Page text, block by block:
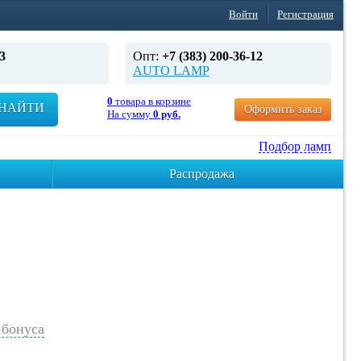
Войти Регистрация
Опт: +7 (383) 200-36-12
AUTO LAMP
0 товара в корзине
На сумму 0 руб. Оформить заказ
Подбор ламп
Распродажа